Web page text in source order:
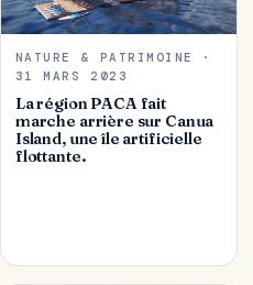
NATURE & PATRIMOINE ·
31 MARS 2023
La région PACA fait
marche arrière sur Canua
Island, une île artificielle
flottante.